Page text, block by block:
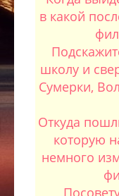
в какой
школу и
Сумерки,
Откуда
которую
немного